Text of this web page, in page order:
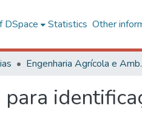
DSpace Statistics Other